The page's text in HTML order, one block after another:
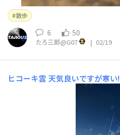
散歩
6 50
たろ三郎@G07 | 02/19
ヒコーキ雲 天気良いですが寒い!